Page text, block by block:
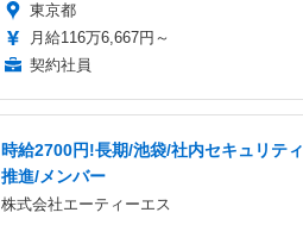
東京都
月給116万6,667円～
契約社員
時給2700円!長期/池袋/社内セキュリティ
推進/メンバー
株式会社エーティーエス